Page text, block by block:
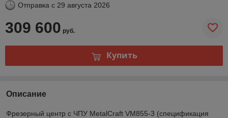
Отправка с 29 августа 2026
309 600 руб.
Купить
Описание
Фрезерный центр с ЧПУ MetalCraft VM855-3 (спецификация